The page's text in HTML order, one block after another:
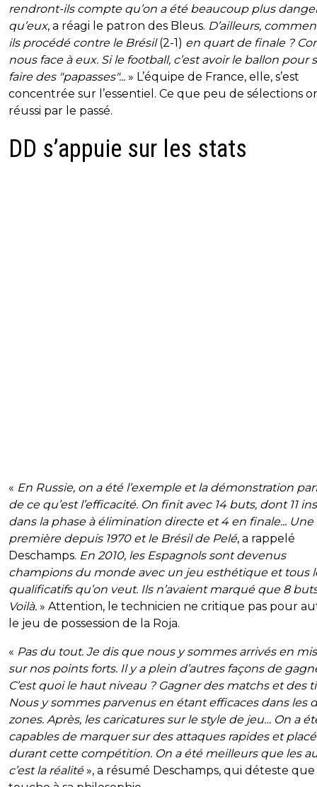
rendront-ils compte qu’on a été beaucoup plus
qu’eux, a réagi le patron des Bleus. D’ailleurs,
ils procédé contre le Brésil(2-1) en quart de finale ?
nous face à eux. Si le football, c’est avoir le ballon pour
faire des "papasses"... » L’équipe de France, elle, s’est
concentrée sur l’essentiel. Ce que peu de sélections
réussi par le passé.
DD s’appuie sur les stats
« En Russie, on a été l’exemple et la démonstration
de ce qu’est l’efficacité. On finit avec 14 buts, dont 11
dans la phase à élimination directe et 4 en finale... Une
première depuis 1970 et le Brésil de Pelé, a rappelé
Deschamps. En 2010, les Espagnols sont devenus
champions du monde avec un jeu esthétique et tous
qualificatifs qu’on veut. Ils n’avaient marqué que 8
Voilà. » Attention, le technicien ne critique pas pour
le jeu de possession de la Roja.
« Pas du tout. Je dis que nous y sommes arrivés en
sur nos points forts. Il y a plein d’autres façons de
C’est quoi le haut niveau ? Gagner des matchs et des
Nous y sommes parvenus en étant efficaces dans les
zones. Après, les caricatures sur le style de jeu… On a
capables de marquer sur des attaques rapides et
durant cette compétition. On a été meilleurs que les
c’est la réalité», a résumé Deschamps, qui déteste que